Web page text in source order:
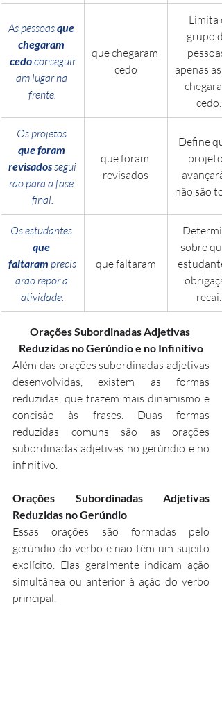
As pessoas que
chegaram
cedo conseguir
am lugar na
frente.
que chegaram
cedo
Limita o
grupo
apenas as
cedo.
Os projetos
que foram
revisados segui
rão para a fase
final.
que foram
revisados
Define
não são
Os estudantes
que
faltaram precis
arão repor a
atividade.
que faltaram
sobre
recai.
Orações Subordinadas Adjetivas
Reduzidas no Gerúndio e no Infinitivo
Além das orações subordinadas adjetivas
desenvolvidas, existem as formas
reduzidas, que trazem mais dinamismo e
concisão às frases. Duas formas
reduzidas comuns são as orações
subordinadas adjetivas no gerúndio e no
infinitivo.
Orações Subordinadas Adjetivas
Reduzidas no Gerúndio
Essas orações são formadas pelo
gerúndio do verbo e não têm um sujeito
explícito. Elas geralmente indicam ação
simultânea ou anterior à ação do verbo
principal.